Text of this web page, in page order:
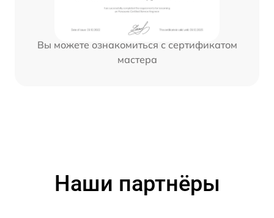
Вы можете ознакомиться с сертификатом
мастера
Наши партнёры